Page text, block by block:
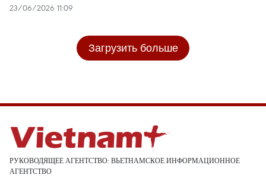
23/06/2026 11:09
Загрузить больше
РУКОВОДЯЩЕЕ АГЕНТСТВО: ВЬЕТНАМСКОЕ ИНФОРМАЦИОННОЕ
АГЕНТСТВО